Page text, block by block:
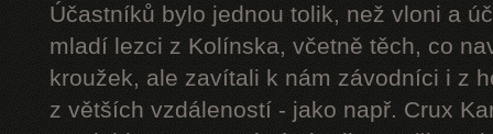
Účastníků bylo jednou tolik, než vloni a
mladí lezci z Kolínska, včetně těch, co
kroužek, ale zavítali k nám závodníci i z
z větších vzdáleností - jako např. Crux